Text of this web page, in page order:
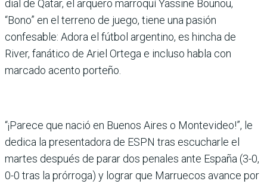
dial de Qatar, el arquero marroquí Yassine Bounou,
“Bono” en el terreno de juego, tiene una pasión
confesable: Adora el fútbol argentino, es hincha de
River, fanático de Ariel Ortega e incluso habla con
marcado acento porteño.
“¡Parece que nació en Bue­nos Aires o Montevideo!”, le
dedica la presentadora de ESPN tras escucharle el
martes después de parar dos penales ante España (3-0,
0-0 tras la prórroga) y lograr que Marruecos avance por